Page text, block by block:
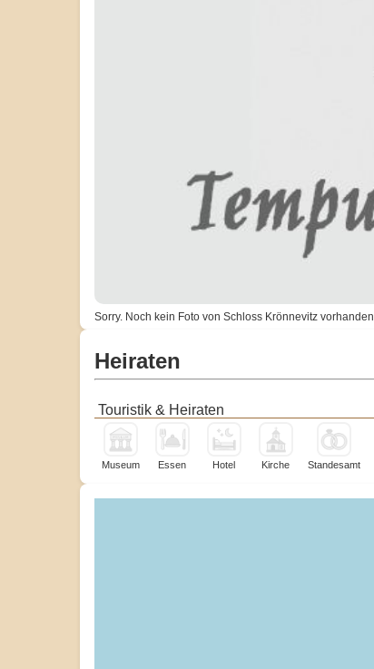
Sorry. Noch kein Foto von Schloss Krönnevitz vorhanden.
Heiraten
Touristik & Heiraten
Museum Essen Hotel Kirche Standesamt